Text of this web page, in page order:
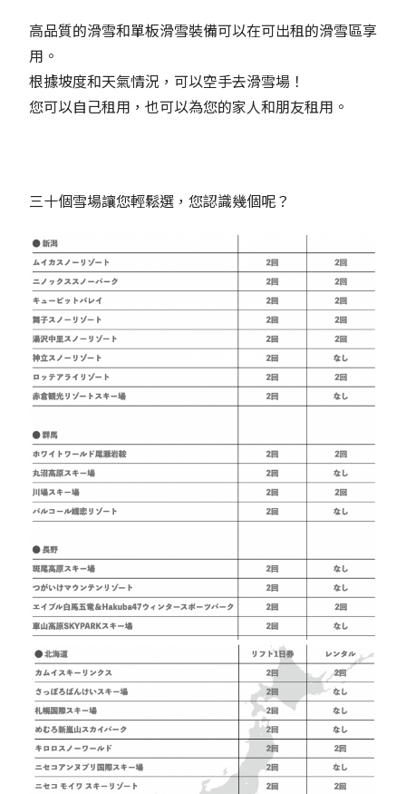
高品質的滑雪和單板滑雪裝備可以在可出租的滑雪區享
用。
根據坡度和天氣情況，可以空手去滑雪場！
您可以自己租用，也可以為您的家人和朋友租用。
三十個雪場讓您輕鬆選，您認識幾個呢？